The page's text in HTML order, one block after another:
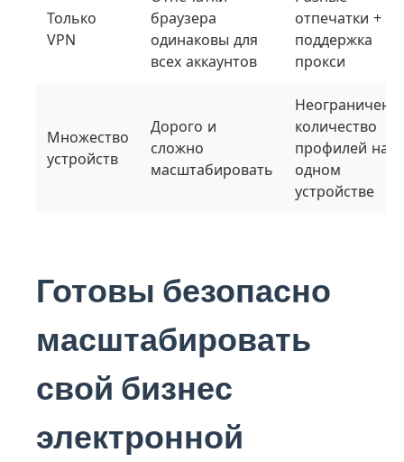
Только
VPN
браузера
одинаковы для
всех аккаунтов
отпечатки +
поддержка
прокси
Множество
устройств
Дорого и
сложно
масштабировать
количество
профилей на
одном
устройстве
Готовы безопасно
масштабировать
свой бизнес
электронной